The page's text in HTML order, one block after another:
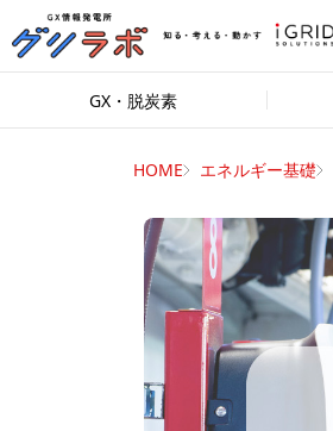
GX・脱炭素
HOME エネルギー基礎